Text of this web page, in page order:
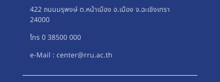
422 ถนนมรุพงษ์ ต.หน้าเมือง อ.เมือง จ.ฉะเชิงเทรา
24000
โทร 0 38500 000
e-Mail : center@rru.ac.th